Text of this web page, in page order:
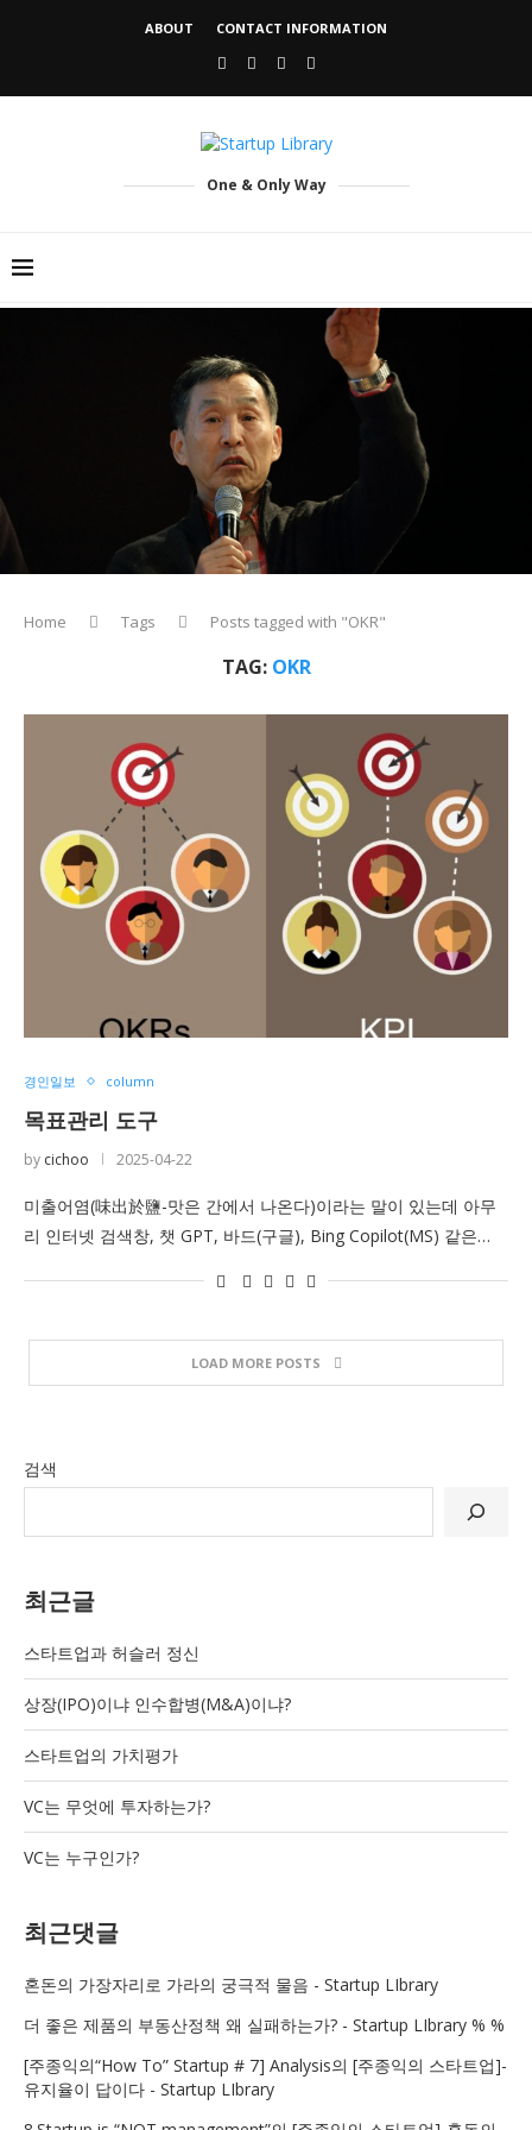
ABOUT CONTACT INFORMATION
One & Only Way
Home Tags Posts tagged with "OKR"
TAG: OKR
경인일보 column
목표관리 도구
by cichoo 2025-04-22
미출어염(味出於鹽-맛은 간에서 나온다)이라는 말이 있는데 아무
리 인터넷 검색창, 챗 GPT, 바드(구글), Bing Copilot(MS) 같은…
LOAD MORE POSTS
검색
최근글
스타트업과 허슬러 정신
상장(IPO)이냐 인수합병(M&A)이냐?
스타트업의 가치평가
VC는 무엇에 투자하는가?
VC는 누구인가?
최근댓글
혼돈의 가장자리로 가라의 궁극적 물음 - Startup LIbrary
더 좋은 제품의 부동산정책 왜 실패하는가? - Startup LIbrary % %
[주종익의“How To” Startup # 7] Analysis의 [주종익의 스타트업]-
유지율이 답이다 - Startup LIbrary